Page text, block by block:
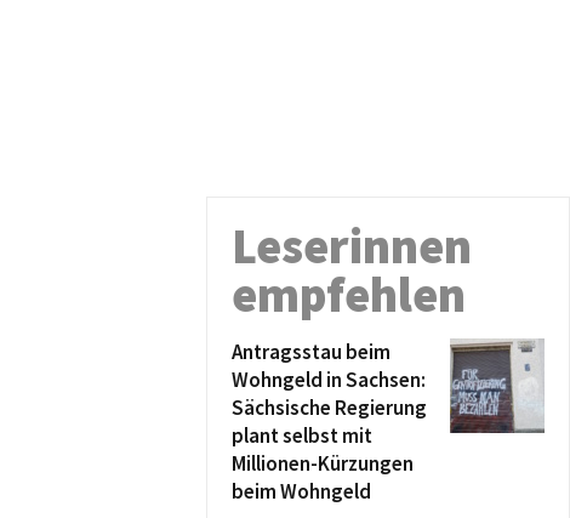
Leserinnen
empfehlen
Antragsstau beim
Wohngeld in Sachsen:
Sächsische Regierung
plant selbst mit
Millionen-Kürzungen
beim Wohngeld